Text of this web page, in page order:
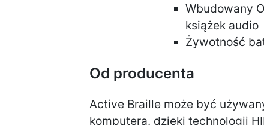
Wbudowany
książek audio
Żywotność
Od producenta
Active Braille może być
komputera. dzięki technologii